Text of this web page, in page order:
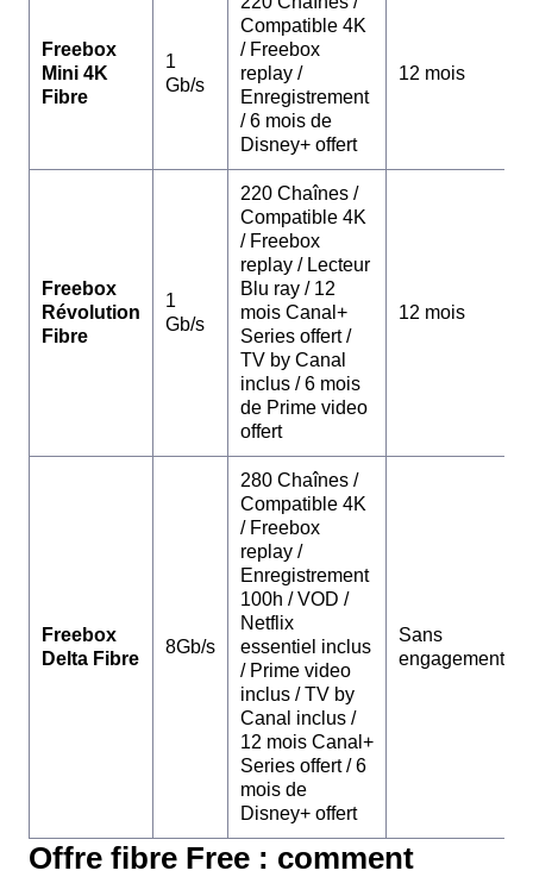
Freebox
Mini 4K
Fibre
1
Gb/s
Compatible 4K
/ Freebox
replay /
Enregistrement
/ 6 mois de
Disney+ offert
12 mois
Freebox
Révolution
Fibre
1
Gb/s
220 Chaînes /
Compatible 4K
/ Freebox
replay / Lecteur
Blu ray / 12
mois Canal+
Series offert /
TV by Canal
inclus / 6 mois
de Prime video
offert
12 mois
Freebox
Delta Fibre
8Gb/s
280 Chaînes /
Compatible 4K
/ Freebox
replay /
Enregistrement
100h / VOD /
Netflix
essentiel inclus
/ Prime video
inclus / TV by
Canal inclus /
12 mois Canal+
Series offert / 6
mois de
Disney+ offert
Sans
engagement
Offre fibre Free : comment